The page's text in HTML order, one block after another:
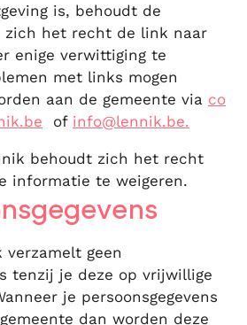
is, behoudt de
zich het recht de link naar
enige verwittiging te
met links mogen
aan de gemeente via co
of info@lennik.be.
behoudt zich het recht
informatie te weigeren.
verzamelt geen
tenzij je deze op vrijwillige
je persoonsgegevens
dan worden deze